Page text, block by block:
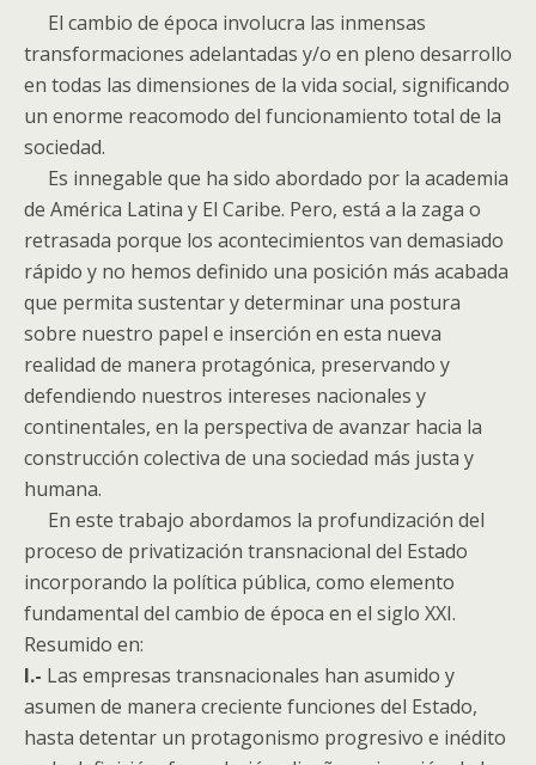
El cambio de época involucra las inmensas
transformaciones adelantadas y/o en pleno desarrollo
en todas las dimensiones de la vida social, significando
un enorme reacomodo del funcionamiento total de la
sociedad.
Es innegable que ha sido abordado por la academia
de América Latina y El Caribe. Pero, está a la zaga o
retrasada porque los acontecimientos van demasiado
rápido y no hemos definido una posición más acabada
que permita sustentar y determinar una postura
sobre nuestro papel e inserción en esta nueva
realidad de manera protagónica, preservando y
defendiendo nuestros intereses nacionales y
continentales, en la perspectiva de avanzar hacia la
construcción colectiva de una sociedad más justa y
humana.
En este trabajo abordamos la profundización del
proceso de privatización transnacional del Estado
incorporando la política pública, como elemento
fundamental del cambio de época en el siglo XXI.
Resumido en:
I.- Las empresas transnacionales han asumido y
asumen de manera creciente funciones del Estado,
hasta detentar un protagonismo progresivo e inédito